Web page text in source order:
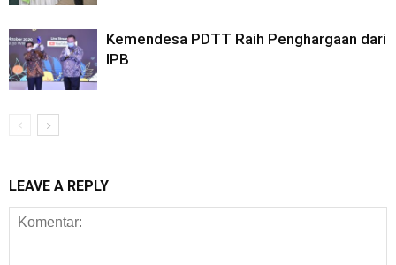
Kemendesa PDTT Raih Penghargaan dari
IPB
LEAVE A REPLY